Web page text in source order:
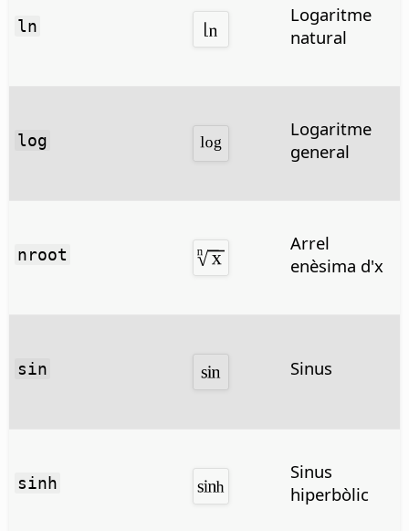
ln
Logaritme
natural
log
Logaritme
general
nroot
Arrel
enèsima d'x
sin Sinus
sinh
Sinus
hiperbòlic